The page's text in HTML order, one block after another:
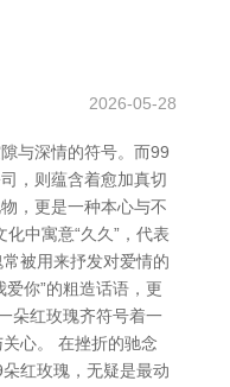
2026-05-28
与深情的符号。而99
，则蕴含着愈加真切
，更是一种本心与不
中寓意“久久”，代表
被用来抒发对爱情的
你”的粗造话语，更
朵红玫瑰齐符号着一
心。 在挫折的驰念
红玫瑰，无疑是最动